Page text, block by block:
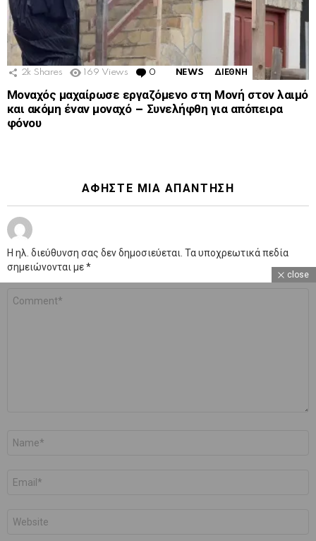
2k Shares 169 Views 0 Comments
NEWS ΔΙΕΘΝΗ
Μοναχός μαχαίρωσε εργαζόμενο στη Μονή στον λαιμό
και ακόμη έναν μοναχό – Συνελήφθη για απόπειρα
φόνου
ΑΦΉΣΤΕ ΜΙΑ ΑΠΆΝΤΗΣΗ
Η ηλ. διεύθυνση σας δεν δημοσιεύεται. Τα υποχρεωτικά πεδία
σημειώνονται με*
close